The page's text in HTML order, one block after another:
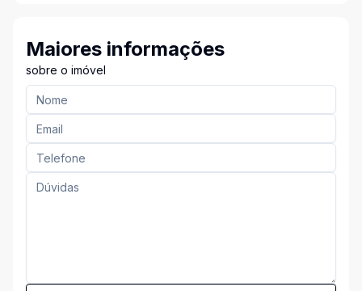
Maiores informações
sobre o imóvel